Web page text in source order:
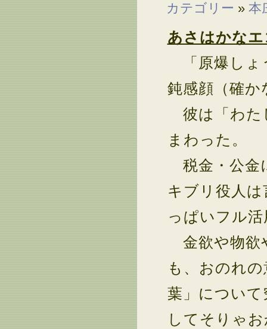
カテゴリー » 本
あさはかな
「原爆しょ
鈍感顔（確か
彼は「わた
まわった。
税金・公金
キブリ役人
っぱいフル
金欲や物欲
も、おのれ
葉」につい
してそりゃ